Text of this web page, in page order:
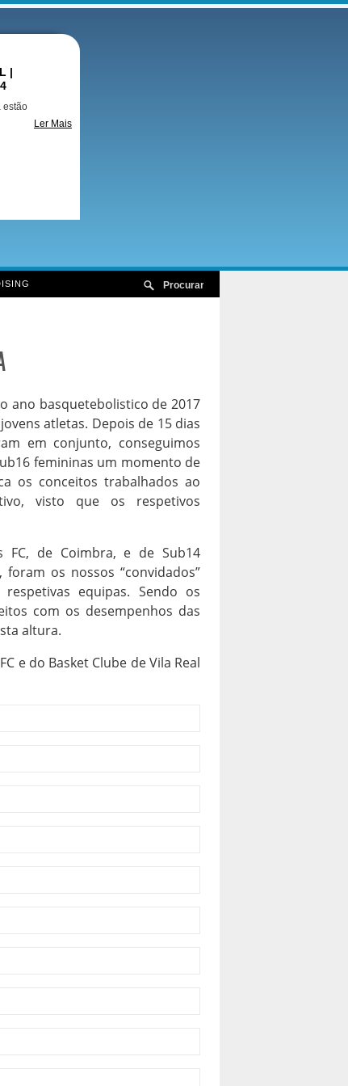
|
estão
Ler Mais
ano basquetebolistico de 2017
atletas. Depois de 15 dias
em conjunto, conseguimos
femininas um momento de
os conceitos trabalhados ao
visto que os respetivos
FC, de Coimbra, e de Sub14
os nossos “convidados”
equipas. Sendo os
com os desempenhos das
altura.
e do Basket Clube de Vila Real